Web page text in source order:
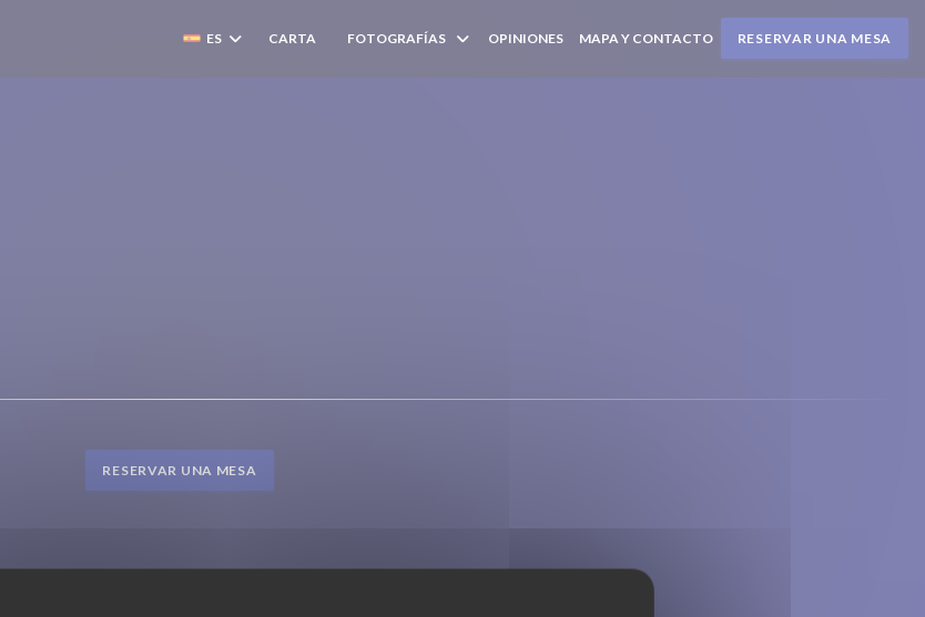
CARTA FOTOGRAFÍAS OPINIONES
((ABRE EN UNA NUEVA VENTANA)) MAPA Y CONTACTO
ES RESERVAR UNA MESA
RESERVAR UNA MESA